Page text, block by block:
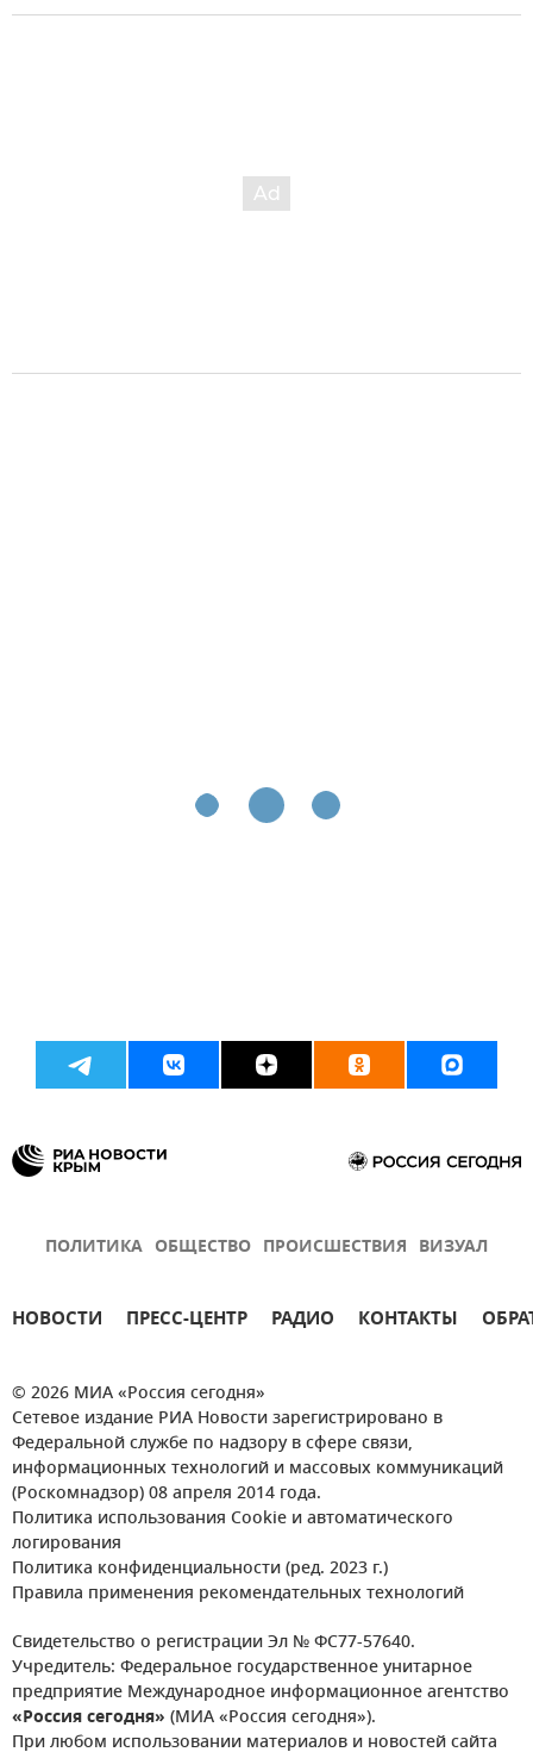
ПОЛИТИКА ОБЩЕСТВО ПРОИСШЕСТВИЯ ВИЗУАЛ
НОВОСТИ ПРЕСС-ЦЕНТР РАДИО КОНТАКТЫ
© 2026 МИА «Россия сегодня»
Сетевое издание РИА Новости зарегистрировано в
Федеральной службе по надзору в сфере связи,
информационных технологий и массовых коммуникаций
(Роскомнадзор) 08 апреля 2014 года.
Политика использования Cookie и автоматического
логирования
Политика конфиденциальности (ред. 2023 г.)
Правила применения рекомендательных технологий
Свидетельство о регистрации Эл № ФС77-57640.
Учредитель: Федеральное государственное унитарное
предприятие Международное информационное агентство
«Россия сегодня» (МИА «Россия сегодня»).
При любом использовании материалов и новостей сайта